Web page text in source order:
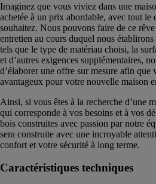
Imaginez que vous viviez dans une
achetée à un prix abordable, avec tout
souhaitez. Nous pouvons faire de ce
entretien au cours duquel nous établirons
tels que le type de matériau choisi, la
et d’autres exigences supplémentaires,
d’élaborer une offre sur mesure afin que
avantageux pour votre nouvelle maison
Ainsi, si vous êtes à la recherche d’une
qui corresponde à vos besoins et à vos
bois construites avec passion par notre
sera construite avec une incroyable
confort et votre sécurité à long terme.
Caractéristiques techniques